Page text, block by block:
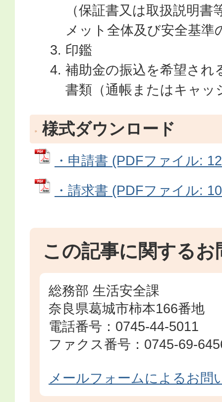
（保証書又は取扱説明
メット全体及び安全基準
印鑑
補助金の振込を希望され
書類（通帳またはキャッ
様式ダウンロード
・申請書 (PDFファイル:
・請求書 (PDFファイル:
この記事に関するお
総務部 生活安全課
奈良県葛城市柿本166番地
電話番号：0745-44-5011
ファクス番号：0745-69-
メールフォームによるお問